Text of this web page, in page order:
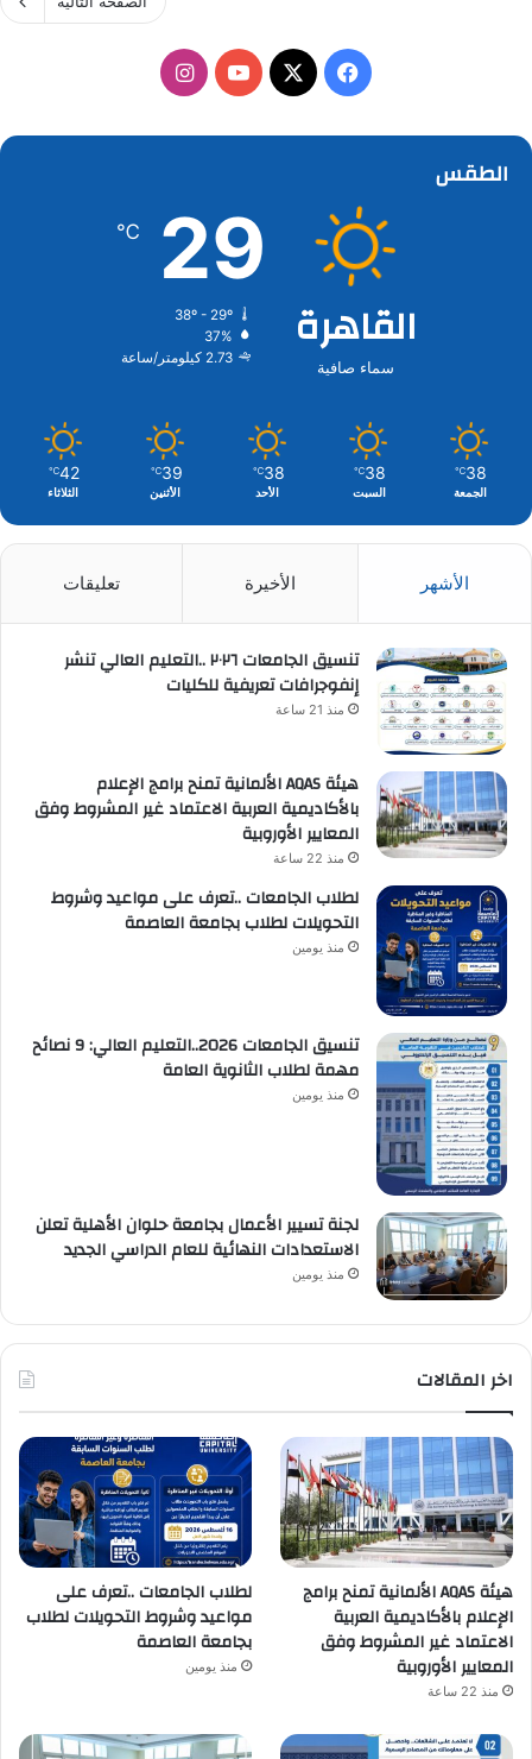
فيسبوك
‫X
‫YouTubeانستقرام
الطقس
القاهرة
سماء صافية
29
℃
38º - 29º
37%
2.73 كيلومتر/ساعة
38
℃
الجمعة
38
℃
السبت
38
℃
الأحد
39
℃
الأثنين
42
℃
الثلاثاء
الأشهر الأخيرة تعليقات
تنسيق الجامعات ٢٠٢٦ ..التعليم العالي تنشر
إنفوجرافات تعريفية للكليات
منذ 21 ساعة
هيئة AQAS الألمانية تمنح برامج الإعلام
بالأكاديمية العربية الاعتماد غير المشروط وفق
المعايير الأوروبية
منذ 22 ساعة
لطلاب الجامعات ..تعرف على مواعيد وشروط
التحويلات لطلاب بجامعة العاصمة
منذ يومين
تنسيق الجامعات 2026..التعليم العالي: 9 نصائح
مهمة لطلاب الثانوية العامة
منذ يومين
لجنة تسيير الأعمال بجامعة حلوان الأهلية تعلن
الاستعدادات النهائية للعام الدراسي الجديد
منذ يومين
اخر المقالات
هيئة AQAS الألمانية تمنح برامج
الإعلام بالأكاديمية العربية
الاعتماد غير المشروط وفق
المعايير الأوروبية
منذ 22 ساعة
لطلاب الجامعات ..تعرف على
مواعيد وشروط التحويلات لطلاب
بجامعة العاصمة
منذ يومين